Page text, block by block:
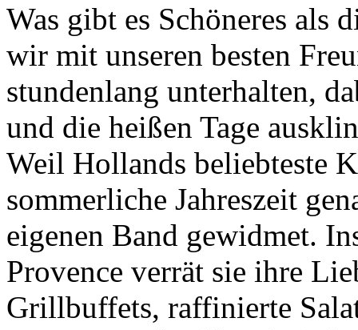
Was gibt es Schöneres als
wir mit unseren besten
stundenlang unterhalten,
und die heißen Tage
Weil Hollands beliebteste
sommerliche Jahreszeit
eigenen Band gewidmet.
Provence verrät sie ihre
Grillbuffets, raffinierte